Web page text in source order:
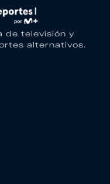
de televisión y
alternativos.